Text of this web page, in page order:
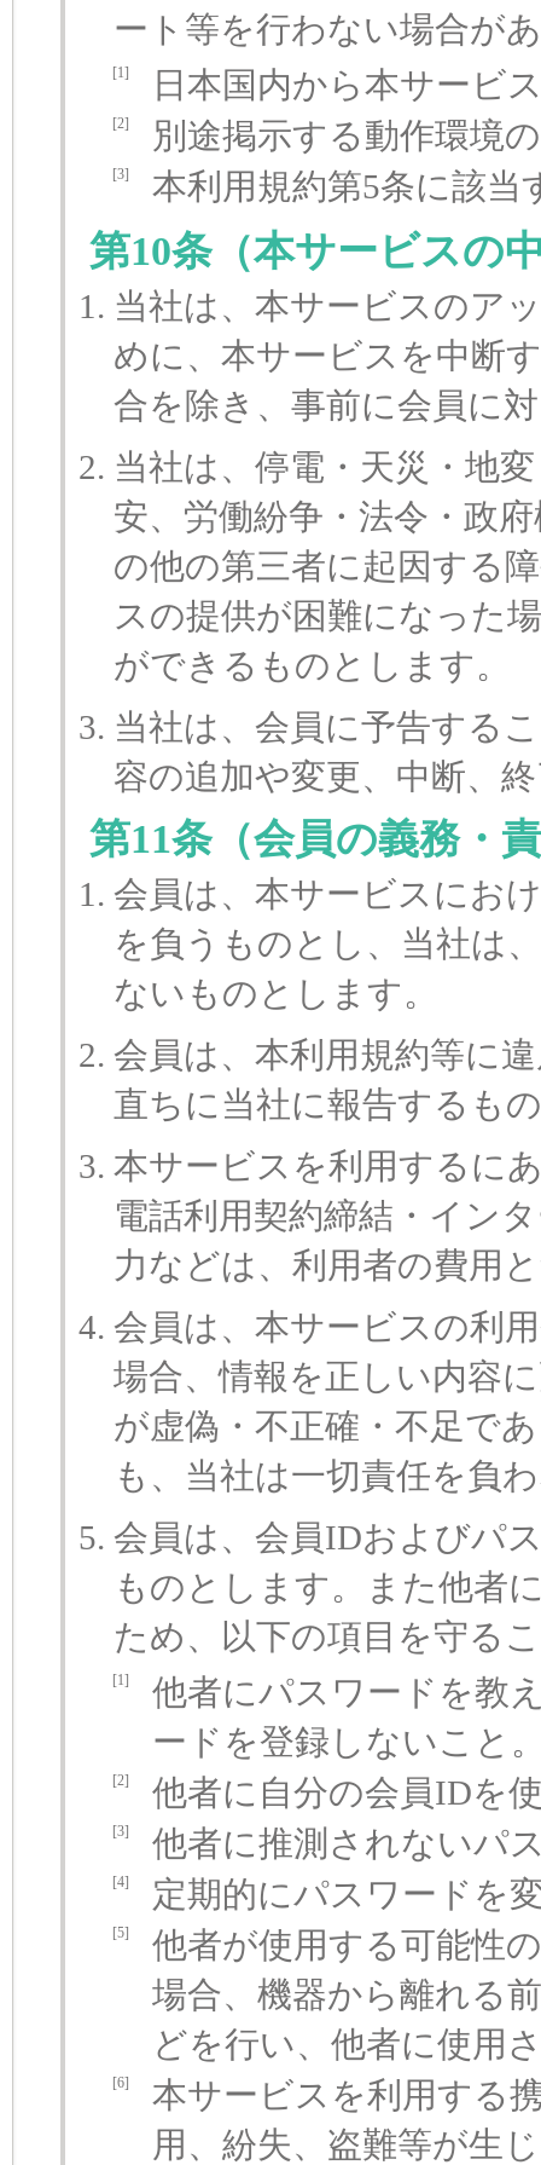
ート等を行わない場合が
[1] 日本国内から本サービ
[2] 別途掲示する動作環境
[3] 本利用規約第5条に該当
第10条（本サービスの
当社は、本サービスのア
めに、本サービスを中断
合を除き、事前に会員に
当社は、停電・天災・地
安、労働紛争・法令・政
の他の第三者に起因する
スの提供が困難になった
ができるものとします。
当社は、会員に予告する
容の追加や変更、中断、
第11条（会員の義務・
会員は、本サービスにお
を負うものとし、当社は
ないものとします。
会員は、本利用規約等に
直ちに当社に報告するも
本サービスを利用するに
電話利用契約締結・イン
力などは、利用者の費用
会員は、本サービスの利
場合、情報を正しい内容
が虚偽・不正確・不足で
も、当社は一切責任を負
会員は、会員IDおよびパ
ものとします。また他者
ため、以下の項目を守る
[1]
他者にパスワードを教
ードを登録しないこと
[2] 他者に自分の会員IDを
[3] 他者に推測されないパ
[4] 定期的にパスワードを
[5]
他者が使用する可能性
場合、機器から離れる
どを行い、他者に使用
[6]
本サービスを利用する
用、紛失、盗難等が生